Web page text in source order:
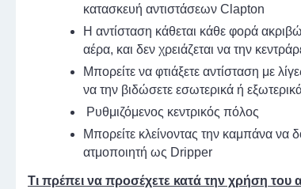
κατασκευή αντιστάσεων Clapton
Η αντίσταση κάθεται κάθε φορά
αέρα, και δεν χρειάζεται να την
Μπορείτε να φτιάξετε αντίσταση με
να την βιδώσετε εσωτερικά ή
Ρυθμιζόμενος κεντρικός πόλος
Μπορείτε κλείνοντας την καμπάνα να
ατμοποιητή ως Dripper
Τι πρέπει να προσέχετε κατά την χρήση του